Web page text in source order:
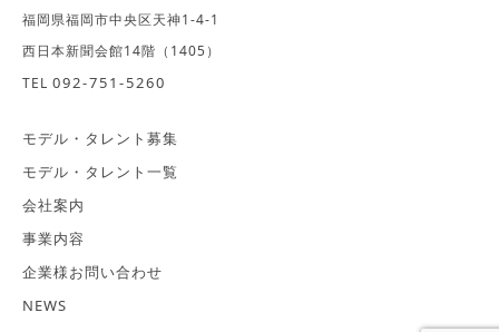
福岡県福岡市中央区天神1-4-1
西日本新聞会館14階（1405）
TEL 092-751-5260
モデル・タレント募集
モデル・タレント一覧
会社案内
事業内容
企業様お問い合わせ
NEWS